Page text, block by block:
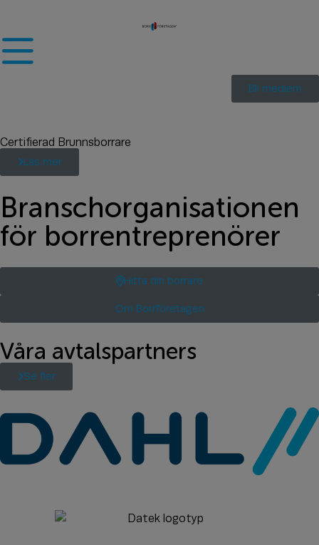
Bli medlem
Certifierad Brunnsborrare
Läs mer
Branschorganisationen
för borrentreprenörer
Hitta din borrare
Om Borrföretagen
Våra avtalspartners
Se fler